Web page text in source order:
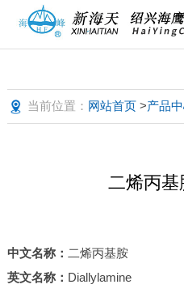
当前位置： 网站首页>产品
二烯丙基
中文名称： 二烯丙基胺
英文名称： Diallylamine